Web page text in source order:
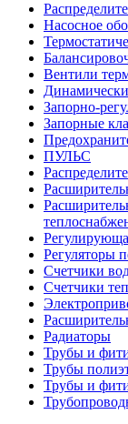
Насосное
Вентили
Запорно-
Запорные
ПУЛЬС
Регуляторы
Счетчики
Счетчики
Радиаторы
Трубы и
Трубы
Трубы и